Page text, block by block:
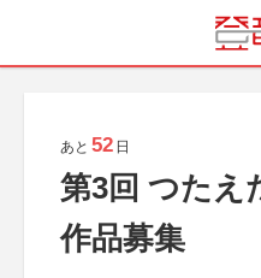
あと 52 日
第3回 つたえ
作品募集